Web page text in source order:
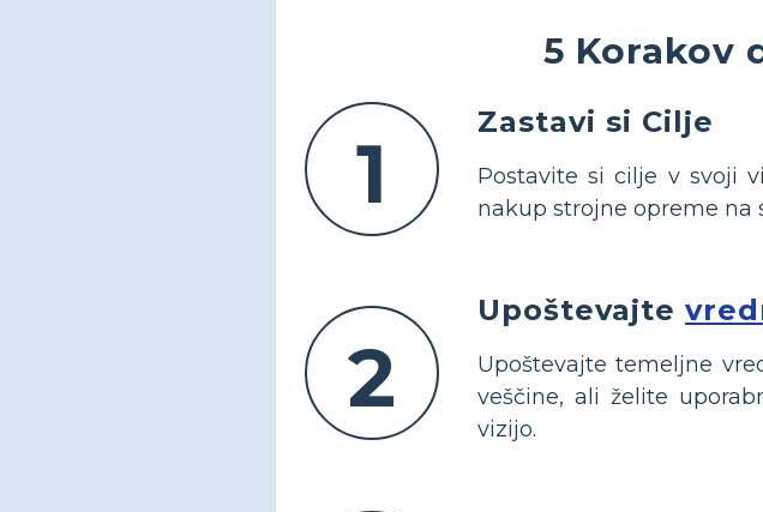
5 Korakov
1
Zastavi si Cilje
Postavite si cilje v svoji
nakup strojne opreme na
2
Upoštevajte
Upoštevajte temeljne
veščine, ali želite
vizijo.